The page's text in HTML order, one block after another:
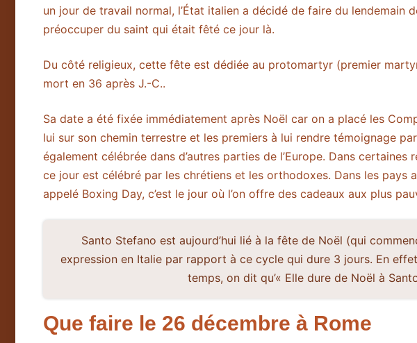
un jour de travail normal, l’État italien a décidé de faire du lendemain
préoccuper du saint qui était fêté ce jour là.
Du côté religieux, cette fête est dédiée au protomartyr (premier
mort en 36 après J.-C..
Sa date a été fixée immédiatement après Noël car on a placé les
lui sur son chemin terrestre et les premiers à lui rendre témoignage
également célébrée dans d’autres parties de l’Europe. Dans certaines
ce jour est célébré par les chrétiens et les orthodoxes. Dans les pays
appelé Boxing Day, c’est le jour où l’on offre des cadeaux aux plus
Santo Stefano est aujourd’hui lié à la fête de Noël (qui
expression en Italie par rapport à ce cycle qui dure 3 jours. En
temps, on dit qu’« Elle dure de Noël à
Que faire le 26 décembre à Rome